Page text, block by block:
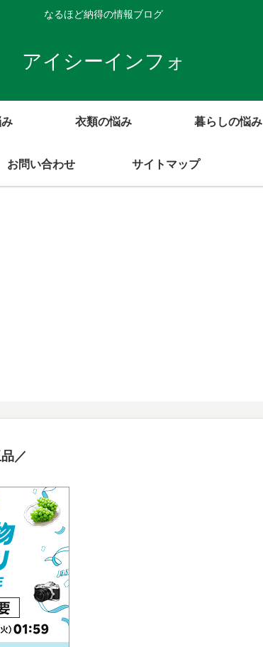
なるほど納得の情報ブログ
アイシーインフォ
衣類の悩み 暮らしの悩み
お問い合わせ サイトマップ
／